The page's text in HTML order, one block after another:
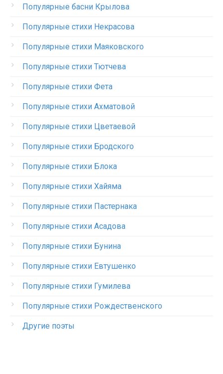
Популярные басни Крылова
Популярные стихи Некрасова
Популярные стихи Маяковского
Популярные стихи Тютчева
Популярные стихи Фета
Популярные стихи Ахматовой
Популярные стихи Цветаевой
Популярные стихи Бродского
Популярные стихи Блока
Популярные стихи Хайяма
Популярные стихи Пастернака
Популярные стихи Асадова
Популярные стихи Бунина
Популярные стихи Евтушенко
Популярные стихи Гумилева
Популярные стихи Рождественского
Другие поэты